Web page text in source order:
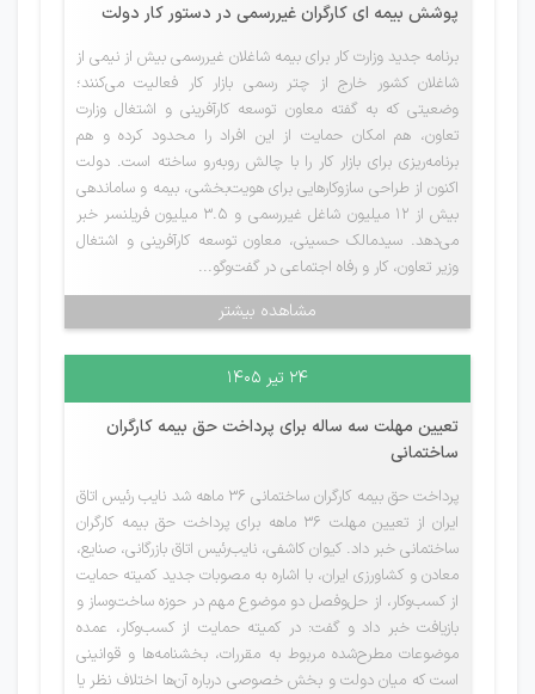
پوشش بیمه ای کارگران غیررسمی در دستور کار دولت
برنامه جدید وزارت کار برای بیمه شاغلان غیررسمی بیش از نیمی از
شاغلان کشور خارج از چتر رسمی بازار کار فعالیت می‌کنند؛
وضعیتی که به گفته معاون توسعه کارآفرینی و اشتغال وزارت
تعاون، هم امکان حمایت از این افراد را محدود کرده و هم
برنامه‌ریزی برای بازار کار را با چالش روبه‌رو ساخته است. دولت
اکنون از طراحی سازوکارهایی برای هویت‌بخشی، بیمه و ساماندهی
بیش از ۱۲ میلیون شاغل غیررسمی و ۳.۵ میلیون فریلنسر خبر
می‌دهد. سیدمالک حسینی، معاون توسعه کارآفرینی و اشتغال
وزیر تعاون، کار و رفاه اجتماعی در گفت‌وگو...
مشاهده بیشتر
۲۴ تیر ۱۴۰۵
تعیین مهلت سه ساله برای پرداخت حق بیمه کارگران
ساختمانی
پرداخت حق بیمه کارگران ساختمانی ۳۶ ماهه شد نایب رئیس اتاق
ایران از تعیین مهلت 36 ماهه برای پرداخت حق بیمه کارگران
ساختمانی خبر داد. کیوان کاشفی، نایب‌رئیس اتاق بازرگانی، صنایع،
معادن و کشاورزی ایران، با اشاره به مصوبات جدید کمیته حمایت
از کسب‌وکار، از حل‌وفصل دو موضوع مهم در حوزه ساخت‌وساز و
بازیافت خبر داد و گفت: در کمیته حمایت از کسب‌وکار، عمده
موضوعات مطرح‌شده مربوط به مقررات، بخشنامه‌ها و قوانینی
است که میان دولت و بخش خصوصی درباره آن‌ها اختلاف نظر یا